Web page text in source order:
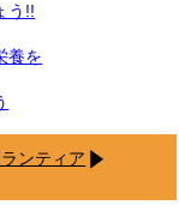
う!!
養を
ンティア